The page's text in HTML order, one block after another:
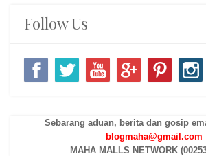
Follow Us
Sebarang aduan, berita dan gosip
blogmaha@gmail.com
MAHA MALLS NETWORK